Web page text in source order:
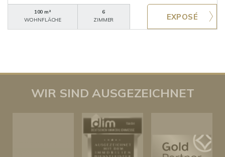
100 m²
WOHNFLÄCHE
6
ZIMMER
WIR SIND AUSGEZEICHNET